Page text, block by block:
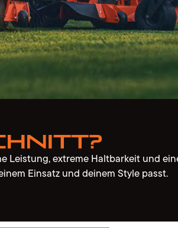
Leistung, extreme Haltbarkeit und
Einsatz und deinem Style passt.